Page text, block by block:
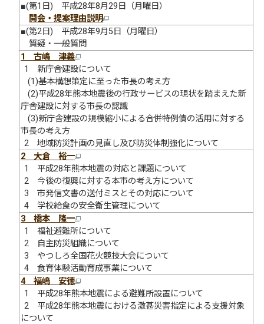
■(第1日) 平成28年8月29日（月曜日）
開会・提案理由説明
■(第2日) 平成28年9月5日（月曜日）
質疑・一般質問
1 古嶋 津義
1 新庁舎建設について
(1)基本構想策定に至った市長の考え方
(2)平成28年熊本地震後の行政サービスの現状を踏まえた新
庁舎建設に対する市長の認識
(3)新庁舎建設の規模縮小による合併特例債の活用に対する
市長の考え方
2 地域防災計画の見直し及び防災体制強化について
2 大倉 裕一
1 平成28年熊本地震の対応と課題について
2 今後の復興に対する本市の考え方について
3 市発信文書の送付ミスとその対応について
4 学校給食の安全衛生管理について
3 橋本 隆一
1 福祉避難所について
2 自主防災組織について
3 やつしろ全国花火競技大会について
4 食育体験活動育成事業について
4 福嶋 安徳
1 平成28年熊本地震による避難所設置について
2 平成28年熊本地震における激甚災害指定による支援対象
について